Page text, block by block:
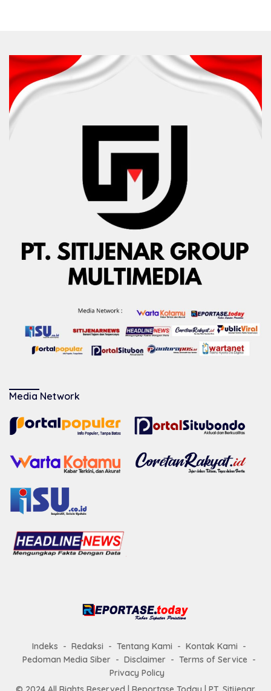
Media Network
Indeks Redaksi Tentang Kami
Kontak Kami
Pedoman Media Siber
Disclaimer
Terms of Service
Privacy Policy